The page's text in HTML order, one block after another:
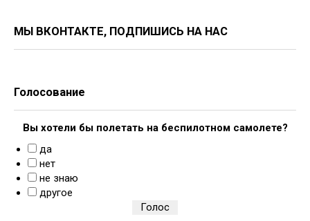
МЫ ВКОНТАКТЕ, ПОДПИШИСЬ НА НАС
Голосование
Вы хотели бы полетать на беспилотном самолете?
да
нет
не знаю
другое